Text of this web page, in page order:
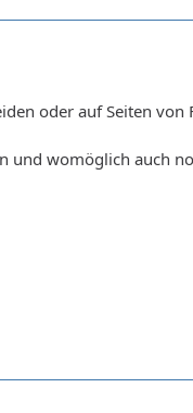
oder auf Seiten von
womöglich auch